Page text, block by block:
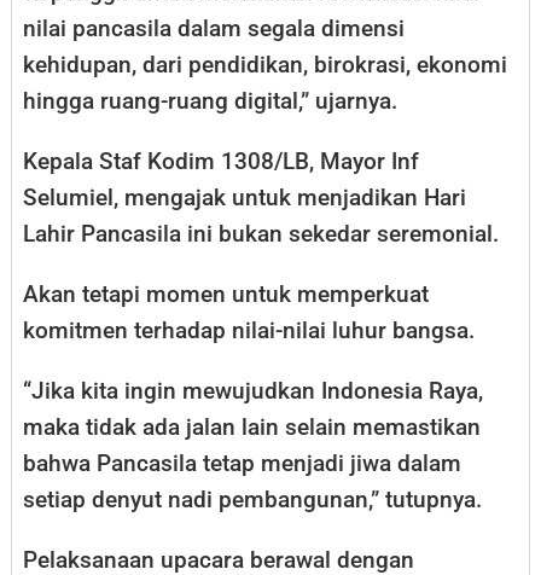
nilai pancasila dalam segala dimensi
kehidupan, dari pendidikan, birokrasi, ekonomi
hingga ruang-ruang digital,” ujarnya.
Kepala Staf Kodim 1308/LB, Mayor Inf
Selumiel, mengajak untuk menjadikan Hari
Lahir Pancasila ini bukan sekedar seremonial.
Akan tetapi momen untuk memperkuat
komitmen terhadap nilai-nilai luhur bangsa.
“Jika kita ingin mewujudkan Indonesia Raya,
maka tidak ada jalan lain selain memastikan
bahwa Pancasila tetap menjadi jiwa dalam
setiap denyut nadi pembangunan,” tutupnya.
Pelaksanaan upacara berawal dengan